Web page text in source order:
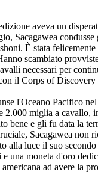
aveva un
Sacagawea condusse
È stata
scambiato
necessari per
il Corps of Discovery
l'Oceano Pacifico nel
2.000 miglia a cavallo,
bene e gli fu data la
Sacagawea non
alla luce il suo
una moneta d'oro
ad avere la